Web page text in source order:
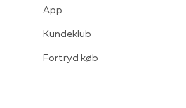
App
Kundeklub
Fortryd køb